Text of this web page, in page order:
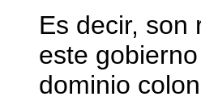
Es decir, son
este
dominio